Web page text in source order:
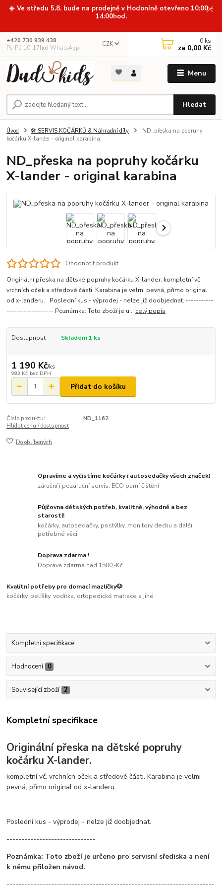
☀️ Ve středu 5.8. bude na prodejně v Hodoníně otevřeno 10:00 -
14:00hod.
Menu
CZK
Hledat
+420 730 939 438
Po-Pá 10-17hod WhatsApp
0 ks
za 0,00 Kč
Úvod 🛠️ SERVIS KOČÁRKŮ & Náhradní díly
ND_přeska na popruhy
kočárku X-lander - original karabina
ND_přeska na popruhy kočárku
X-lander - original karabina
Ohodnotit produkt
Originální přeska na dětské popruhy kočárku X-lander. kompletní vč.
vrchních oček a středové části. Karabina je velmi pevná, přímo original
od x-landeru. Poslední kus - výprodej - nelze již doobjednat. -----------
------------------- Poznámka: Toto zboží je u... celý popis
Dostupnost Skladem 1 ks
1 190 Kč/ks
983 Kč bez DPH
Přidat do košíku
Číslo produktu:
ND_1162
Hlídat cenu / dostupnost
Do oblíbených
Opravíme a vyčistíme kočárky i autosedačky všech značek!
záruční i pozáruční servis, ECO parní čištění
Půjčovna dětských potřeb, kvalitně, výhodně a bez
starostí!
kočárky, autosedačky, postýlky, monitory dechu a další
potřebné věci
Doprava zdarma !
Doprava zdarma nad 1500,-Kč.
Kvalitní potřeby pro domací mazlíčky🐶
kočárky, pelíšky, vodítka, ortopedické matrace a jiné
Kompletní specifikace
Hodnocení 0
Související zboží 2
Kompletní specifikace
Originální přeska na dětské popruhy
kočárku X-lander.
kompletní vč. vrchních oček a středové části. Karabina je velmi
pevná, přímo original od x-landeru.
Poslední kus - výprodej - nelze již doobjednat.
------------------------------
Poznámka: Toto zboží je určeno pro servisní sřediska a není
k němu přiložen návod.
----------------------------------------------------------------------